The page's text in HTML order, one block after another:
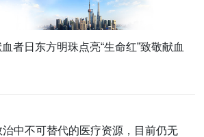
者日东方明珠点亮“生命红”致敬献血
治中不可替代的医疗资源，目前仍无